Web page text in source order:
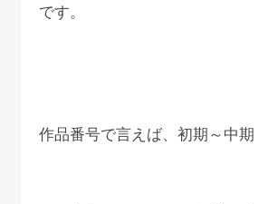
です。
作品番号で言えば、初期～中期